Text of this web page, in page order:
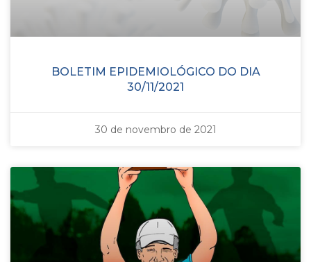
BOLETIM EPIDEMIOLÓGICO DO DIA
30/11/2021
30 de novembro de 2021